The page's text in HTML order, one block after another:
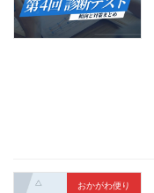
おかがわ便り